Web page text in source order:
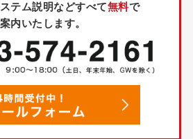
テム説明などすべて無料で
内いたします。